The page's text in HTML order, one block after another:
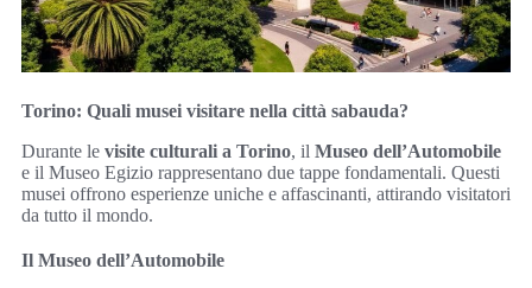
Torino: Quali musei visitare nella città sabauda?
Durante le visite culturali a Torino, il Museo dell’Automobile
e il Museo Egizio rappresentano due tappe fondamentali. Questi
musei offrono esperienze uniche e affascinanti, attirando visitatori
da tutto il mondo.
Il Museo dell’Automobile